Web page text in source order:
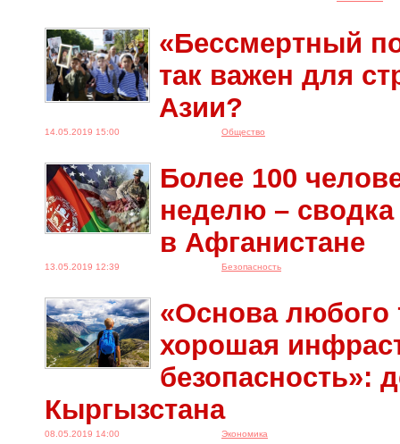
«Бессмертный
так важен для
Азии?
14.05.2019 15:00 Общество
Более 100
неделю –
в Афганистане
13.05.2019 12:39 Безопасность
«Основа любого
хорошая
безопасность»:
Кыргызстана
08.05.2019 14:00 Экономика